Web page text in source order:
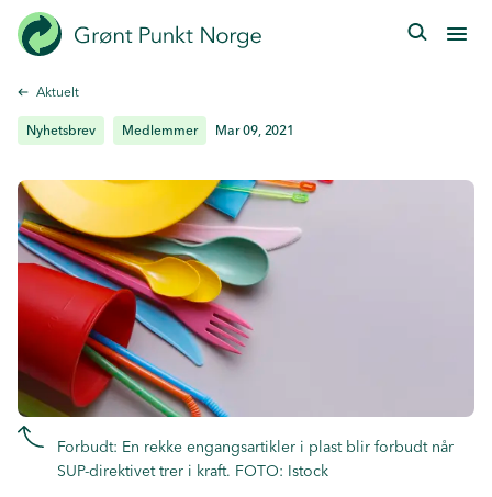
Hopp
til
Aktuelt
Nyhetsbrev Medlemmer Mar 09, 2021
Forbudt: En rekke engangsartikler i plast blir forbudt når
SUP-direktivet trer i kraft. FOTO: Istock